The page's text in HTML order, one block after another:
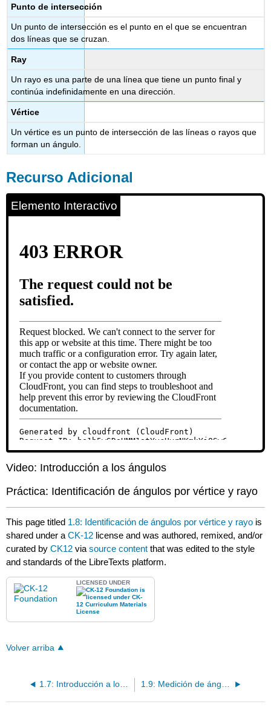
Punto de intersección
Un punto de intersección es el punto en el que se encuentran
dos líneas que se cruzan.
Ray
Un rayo es una parte de una línea que tiene un punto final y
continúa indefinidamente en una dirección.
Vértice
Un vértice es un punto de intersección de las líneas o rayos que
forman un ángulo.
Recurso Adicional
Elemento Interactivo
Video: Introducción a los ángulos
Práctica: Identificación de ángulos por vértice y rayo
This page titled 1.8: Identificación de ángulos por vértice y rayo is
shared under aCK-12 license and was authored, remixed, and/or
curated byCK12 viasource content that was edited to the style
and standards of the LibreTexts platform.
LICENSED UNDER
Volver arriba
1.7: Introducción a los ángulos